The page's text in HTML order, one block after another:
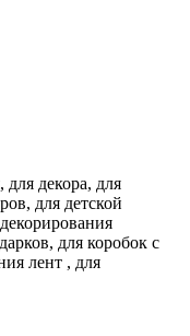
для декора, для
для детской
для коробок с
лент , для